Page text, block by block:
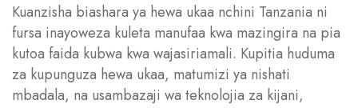
Kuanzisha biashara ya hewa ukaa nchini Tanzania ni
fursa inayoweza kuleta manufaa kwa mazingira na pia
kutoa faida kubwa kwa wajasiriamali. Kupitia huduma
za kupunguza hewa ukaa, matumizi ya nishati
mbadala, na usambazaji wa teknolojia za kijani,